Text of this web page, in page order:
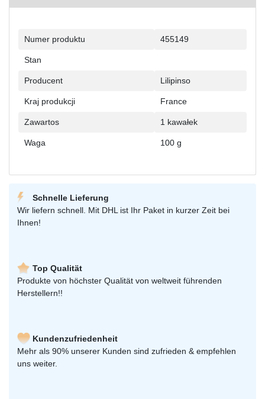
Charakterystyka
Wartość
Numer produktu 455149
Stan
Producent Lilipinso
Kraj produkcji France
Zawartos 1 kawałek
Waga 100 g
Schnelle Lieferung
Wir liefern schnell. Mit DHL ist Ihr Paket in kurzer Zeit bei
Ihnen!
Top Qualität
Produkte von höchster Qualität von weltweit führenden
Herstellern!!
Kundenzufriedenheit
Mehr als 90% unserer Kunden sind zufrieden & empfehlen
uns weiter.